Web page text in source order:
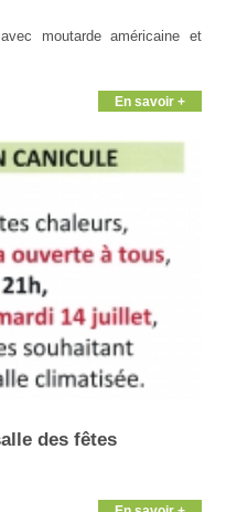
moutarde américaine et
En savoir +
des fêtes